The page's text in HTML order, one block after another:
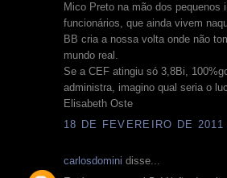
Mico Preto na mão dos pequenos
funcionários, que ainda vivem
BB cria a nossa volta onde não
mundo real.
Se a CEF atingiu só 3,8Bi,
administra, imagino qual seria o
Elisabeth Oste
18 DE FEVEREIRO DE
carlosdomini disse...